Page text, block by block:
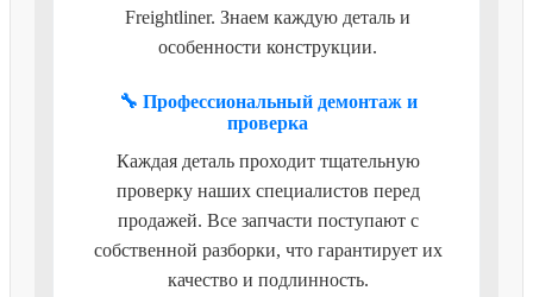
Freightliner. Знаем каждую деталь и
особенности конструкции.
🔧 Профессиональный демонтаж и
проверка
Каждая деталь проходит тщательную
проверку наших специалистов перед
продажей. Все запчасти поступают с
собственной разборки, что гарантирует их
качество и подлинность.